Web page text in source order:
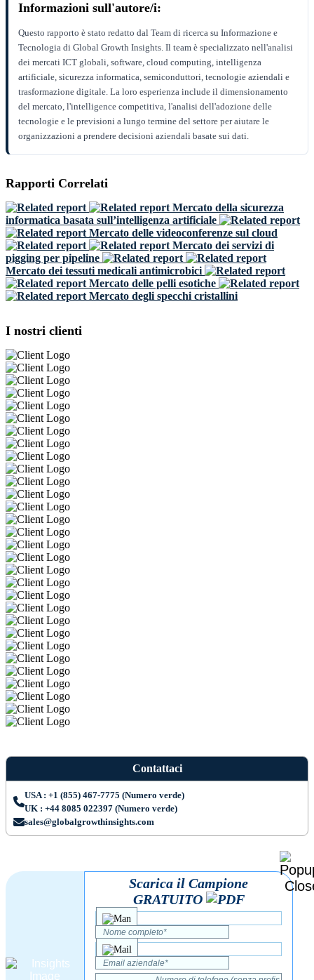
Informazioni sull'autore/i:
Questo rapporto è stato redatto dal Team di ricerca su Informazione e
Tecnologia di Global Growth Insights. Il team è specializzato nell'analisi
dei mercati ICT globali, software, cloud computing, intelligenza
artificiale, sicurezza informatica, semiconduttori, tecnologie aziendali e
trasformazione digitale. La loro esperienza include il dimensionamento
del mercato, l'intelligence competitiva, l'analisi dell'adozione delle
tecnologie e le previsioni a lungo termine del settore per aiutare le
organizzazioni a prendere decisioni aziendali basate sui dati.
Rapporti Correlati
Mercato della sicurezza
informatica basata sull’intelligenza artificiale
Mercato delle videoconferenze sul cloud
Mercato dei servizi di
pigging per pipeline
Mercato dei tessuti medicali antimicrobici
Mercato delle pelli esotiche
Mercato degli specchi cristallini
I nostri clienti
Contattaci
USA : +1 (855) 467-7775 (Numero verde)
UK : +44 8085 022397 (Numero verde)
sales@globalgrowthinsights.com
Scarica il Campione
GRATUITO